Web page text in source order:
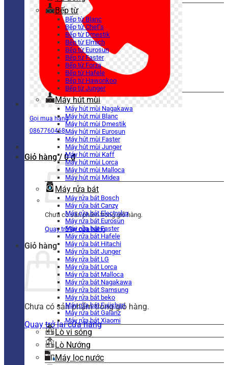
Gọi mua hàng
0867760468
Giỏ hàng / 0₫
Chưa có sản phẩm trong giỏ hàng.
Quay trở lại cửa hàng
Giỏ hàng
Chưa có sản phẩm trong giỏ hàng.
Quay trở lại cửa hàng
Bếp từ
Bếp từ Blanc
Bếp từ Chef’s
Bếp từ Dmestik
Bếp từ Elmich
Bếp từ Eurosun
Bếp từ Faster
Bếp từ Forza
Bếp từ Hafele
Bếp từ Hawonkoo
Bếp từ Junger
Máy hút mùi
Máy hút mùi Nagakawa
Máy hút mùi Blanc
Máy hút mùi Dmestik
Máy hút mùi Eurosun
Máy hút mùi Faster
Máy hút mùi Junger
Máy hút mùi Kaff
Máy hút mùi Lorca
Máy hút mùi Malloca
Máy hút mùi Midea
Máy rửa bát
Máy rửa bát Bosch
Máy rửa bát Canzy
Máy rửa bát Electrolux
Máy rửa bát Eurosun
Máy rửa bát Faster
Máy rửa bát Hafele
Máy rửa bát Hitachi
Máy rửa bát Junger
Máy rửa bát LG
Máy rửa bát Lorca
Máy rửa bát Malloca
Máy rửa bát Nagakawa
Máy rửa bát Samsung
Máy rửa bát beko
Máy rửa bát Fujishan
Máy rửa bát Galanz
Máy rửa bát Xiaomi
Lò vi sóng
Lò Nướng
Máy lọc nước